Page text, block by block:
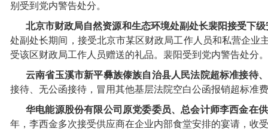
别受到党内警告处分。
北京市财政局自然资源和生态环境处副处长裴阳接受下
处副处长期间，接受北京市某区财政局工作人员和私营企
受该区财政局工作人员赠送的礼品。裴阳受到党内警告处分。
云南省玉溪市新平彝族傣族自治县人民法院超标准接待
接待、无公函接待，冒用其他基层法院空白公函报销超标准
华电能源股份有限公司原党委委员、总会计师李西金在
年，李西金多次接受供应商在企业内部食堂安排的宴请，收